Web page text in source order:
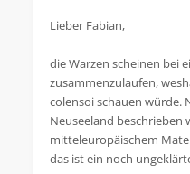
Lieber Fabian,
die Warzen scheinen bei
zusammenzulaufen,
colensoi schauen würde.
Neuseeland
mitteleuropäischem
das ist ein noch